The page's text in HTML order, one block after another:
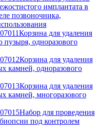
имплантата в
позвоночника,
Корзина для удаления
пузыря, одноразового
Корзина для удаления
камней, одноразового
Корзина для удаления
камней, многоразового
Набор для проведения
под контролем